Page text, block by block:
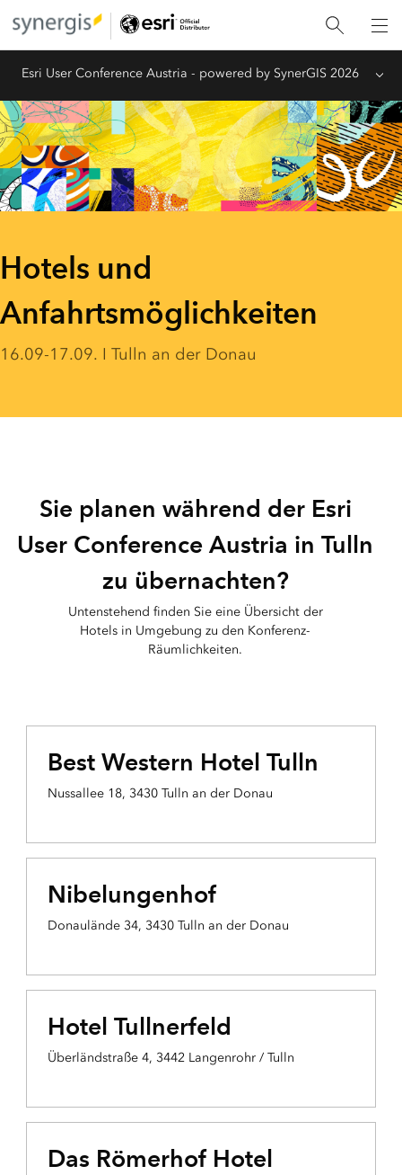
Esri User Conference Austria - powered by SynerGIS 2026 Menu
Hotels und
Anfahrtsmöglichkeiten
16.09-17.09. I Tulln an der Donau
Sie planen während der Esri
User Conference Austria in Tulln
zu übernachten?
Untenstehend finden Sie eine Übersicht der
Hotels in Umgebung zu den Konferenz-
Räumlichkeiten.
Best Western Hotel Tulln
Nussallee 18, 3430 Tulln an der Donau
Nibelungenhof
Donaulände 34, 3430 Tulln an der Donau
Hotel Tullnerfeld
Überländstraße 4, 3442 Langenrohr / Tulln
Das Römerhof Hotel